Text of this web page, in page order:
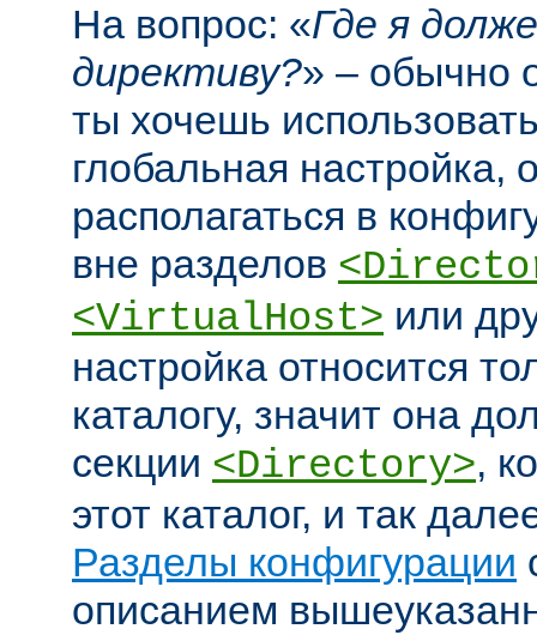
На вопрос: «Где я
директиву?» – обычно
ты хочешь
глобальная настройка,
располагаться в
вне разделов
<VirtualHost> или
настройка относится
каталогу, значит она
секции <Directory>,
этот каталог, и так
Разделы конфигурации
описанием